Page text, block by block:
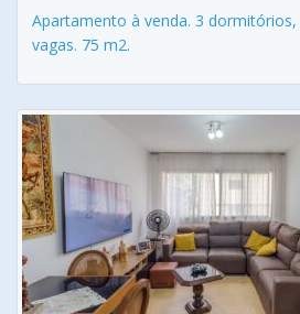
Apartamento à venda. 3
vagas. 75 m2.